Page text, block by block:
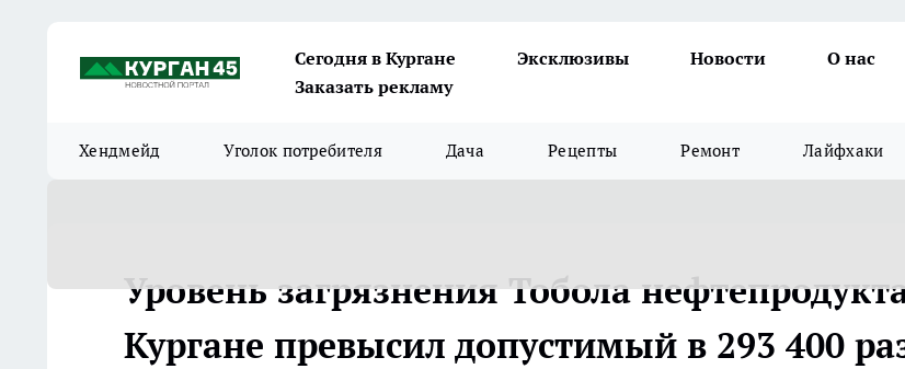
Сегодня в Кургане Эксклюзивы Новости
О нас
Заказать рекламу
Хендмейд Уголок потребителя Дача Рецепты Ремонт Лайфхаки
Уровень загрязнения Тобола
Кургане превысил допустимый в 293 400